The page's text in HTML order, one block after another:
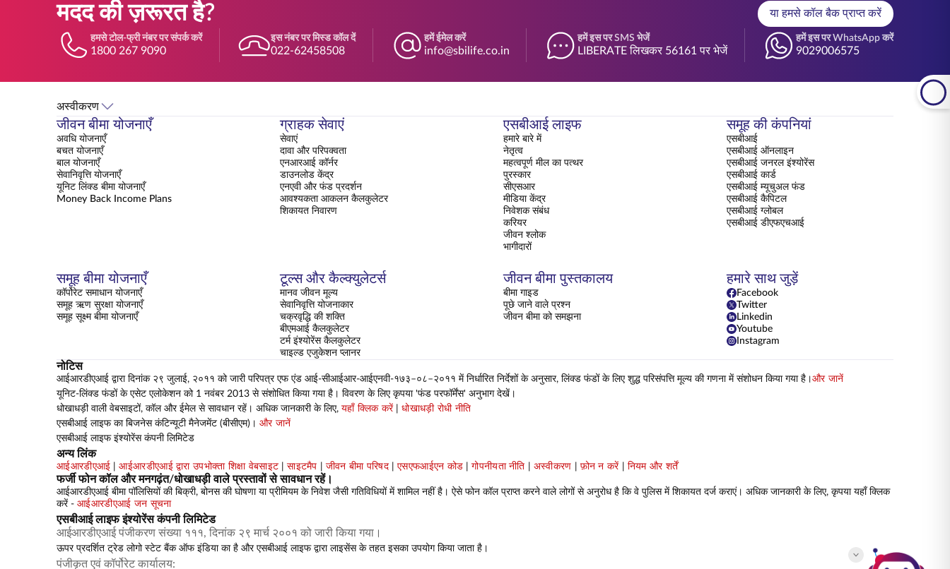
मदद की ज़रूरत है? या हमसे कॉल बैक प्राप्त करें
हमसे टोल-फ्री नंबर पर संपर्क करें
1800 267 9090
इस नंबर पर मिस्ड कॉल दें
022-62458508
हमें ईमेल करें
info@sbilife.co.in
हमें इस पर SMS भेजें
LIBERATE लिखकर 56161 पर भेजें
हमें इस पर WhatsApp करें
9029006575
अस्वीकरण
जीवन बीमा योजनाएँ
अवधि योजनाएँ
बचत योजनाएँ
बाल योजनाएँ
सेवानिवृत्ति योजनाएँ
यूनिट लिंक्ड बीमा योजनाएँ
Money Back Income Plans
ग्राहक सेवाएं
सेवाएं
दावा और परिपक्वता
एनआरआई कॉर्नर
डाउनलोड केंद्र
एनएवी और फंड प्रदर्शन
आवश्यकता आकलन कैलकुलेटर
शिकायत निवारण
एसबीआई लाइफ
हमारे बारे में
नेतृत्व
महत्वपूर्ण मील का पत्थर
पुरस्कार
सीएसआर
मीडिया केंद्र
निवेशक संबंध
करियर
जीवन श्लोक
भागीदारों
समूह की कंपनियां
एसबीआई
एसबीआई ऑनलाइन
एसबीआई जनरल इंश्योरेंस
एसबीआई कार्ड
एसबीआई म्यूचुअल फंड
एसबीआई कैपिटल
एसबीआई ग्लोबल
एसबीआई डीएफएचआई
समूह बीमा योजनाएँ
कॉर्पोरेट समाधान योजनाएँ
समूह ऋण सुरक्षा योजनाएँ
समूह सूक्ष्म बीमा योजनाएँ
टूल्स और कैल्क्युलेटर्स
मानव जीवन मूल्य
सेवानिवृत्ति योजनाकार
चक्रवृद्धि की शक्ति
बीएमआई कैलकुलेटर
टर्म इंश्योरेंस कैलकुलेटर
चाइल्ड एजुकेशन प्लानर
जीवन बीमा पुस्तकालय
बीमा गाइड
पूछे जाने वाले प्रश्न
जीवन बीमा को समझना
हमारे साथ जुड़ें
Facebook
Twitter
Linkedin
Youtube
Instagram
नोटिस
आईआरडीएआई द्वारा दिनांक २९ जुलाई, २०११ को जारी परिपत्र एफ एंड आई-सीआईआर-आईएनवी-१७३–०८–२०११ में निर्धारित निर्देशों के अनुसार, लिंक्ड फंडों के लिए शुद्ध परिसंपत्ति मूल्य की गणना में संशोधन किया गया है।और जानें
यूनिट-लिंक्ड फंडों के एसेट एलोकेशन को 1 नवंबर 2013 से संशोधित किया गया है। विवरण के लिए कृपया 'फंड परफॉर्मेंस' अनुभाग देखें।
धोखाधड़ी वाली वेबसाइटों, कॉल और ईमेल से सावधान रहें। अधिक जानकारी के लिए, यहाँ क्लिक करें|धोखाधड़ी रोधी नीति
एसबीआई लाइफ का बिजनेस कंटिन्यूटी मैनेजमेंट (बीसीएम)। और जानें
एसबीआई लाइफ इंश्योरेंस कंपनी लिमिटेड
अन्य लिंक
आईआरडीएआई |आईआरडीएआई द्वारा उपभोक्ता शिक्षा वेबसाइट |साइटमैप जीवन बीमा परिषद |एसएफआईएन कोड |गोपनीयता नीति अस्वीकरण फ़ोन न करें| नियम और शर्तें
फर्जी फोन कॉल और मनगढ़ंत/धोखाधड़ी वाले प्रस्तावों से सावधान रहें।
आईआरडीएआई बीमा पॉलिसियों की बिक्री, बोनस की घोषणा या प्रीमियम के निवेश जैसी गतिविधियों में शामिल नहीं है। ऐसे फोन कॉल प्राप्त करने वाले लोगों से अनुरोध है कि वे पुलिस में शिकायत दर्ज कराएं। अधिक जानकारी के लिए, कृपया यहाँ क्लिक
करें - आईआरडीएआई जन सूचना
एसबीआई लाइफ इंश्योरेंस कंपनी लिमिटेड
आईआरडीएआई पंजीकरण संख्या १११, दिनांक २९ मार्च २००१ को जारी किया गया।
ऊपर प्रदर्शित ट्रेड लोगो स्टेट बैंक ऑफ इंडिया का है और एसबीआई लाइफ द्वारा लाइसेंस के तहत इसका उपयोग किया जाता है।
पंजीकृत एवं कॉर्पोरेट कार्यालय: